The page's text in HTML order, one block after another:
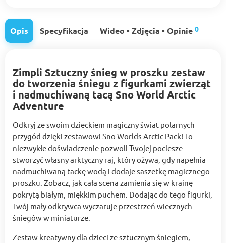
Opis Specyfikacja Wideo • Zdjęcia • Opinie 0
Zimpli Sztuczny śnieg w proszku zestaw
do tworzenia śniegu z figurkami zwierząt
i nadmuchiwaną tacą Sno World Arctic
Adventure
Odkryj ze swoim dzieckiem magiczny świat polarnych
przygód dzięki zestawowi Sno Worlds Arctic Pack! To
niezwykłe doświadczenie pozwoli Twojej pociesze
stworzyć własny arktyczny raj, który ożywa, gdy napełnia
nadmuchiwaną tackę wodą i dodaje saszetkę magicznego
proszku. Zobacz, jak cała scena zamienia się w krainę
pokrytą białym, miękkim puchem. Dodając do tego figurki,
Twój mały odkrywca wyczaruje przestrzeń wiecznych
śniegów w miniaturze.
Zestaw kreatywny dla dzieci ze sztucznym śniegiem,